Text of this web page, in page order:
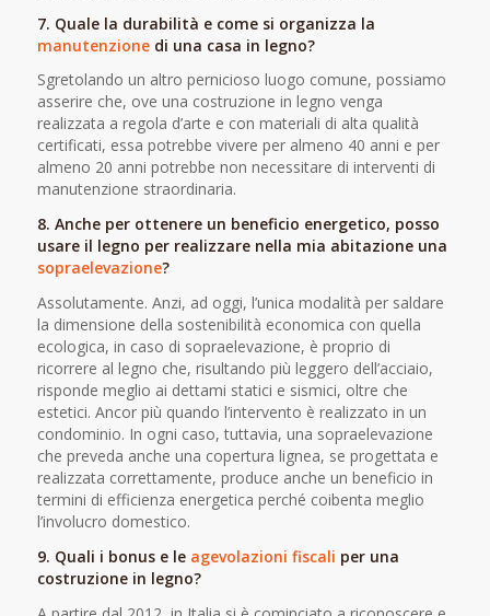
7. Quale la durabilità e come si organizza la
manutenzione di una casa in legno?
Sgretolando un altro pernicioso luogo comune, possiamo
asserire che, ove una costruzione in legno venga
realizzata a regola d’arte e con materiali di alta qualità
certificati, essa potrebbe vivere per almeno 40 anni e per
almeno 20 anni potrebbe non necessitare di interventi di
manutenzione straordinaria.
8. Anche per ottenere un beneficio energetico, posso
usare il legno per realizzare nella mia abitazione una
sopraelevazione?
Assolutamente. Anzi, ad oggi, l’unica modalità per saldare
la dimensione della sostenibilità economica con quella
ecologica, in caso di sopraelevazione, è proprio di
ricorrere al legno che, risultando più leggero dell’acciaio,
risponde meglio ai dettami statici e sismici, oltre che
estetici. Ancor più quando l’intervento è realizzato in un
condominio. In ogni caso, tuttavia, una sopraelevazione
che preveda anche una copertura lignea, se progettata e
realizzata correttamente, produce anche un beneficio in
termini di efficienza energetica perché coibenta meglio
l’involucro domestico.
9. Quali i bonus e le agevolazioni fiscali per una
costruzione in legno?